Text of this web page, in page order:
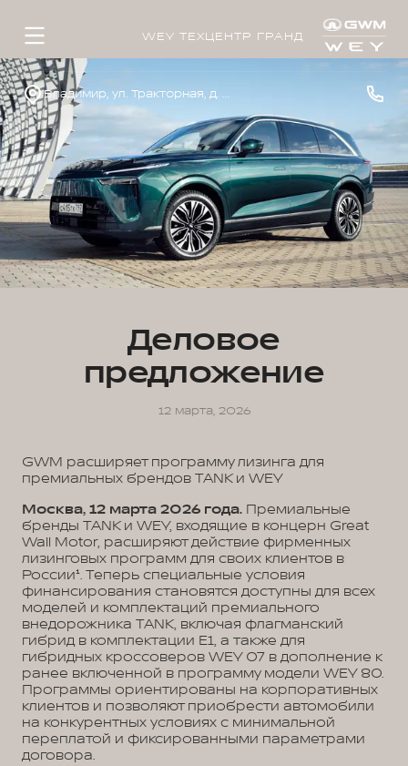
WEY ТЕХЦЕНТР ГРАНД
Владимир, ул. Тракторная, д. 33
Деловое
предложение
12 марта, 2026
GWM расширяет программу лизинга для
премиальных брендов TANK и WEY
Москва, 12 марта 2026 года. Премиальные
бренды TANK и WEY, входящие в концерн Great
Wall Motor, расширяют действие фирменных
лизинговых программ для своих клиентов в
России¹. Теперь специальные условия
финансирования становятся доступны для всех
моделей и комплектаций премиального
внедорожника TANK, включая флагманский
гибрид в комплектации E1, а также для
гибридных кроссоверов WEY 07 в дополнение к
ранее включенной в программу модели WEY 80.
Программы ориентированы на корпоративных
клиентов и позволяют приобрести автомобили
на конкурентных условиях с минимальной
переплатой и фиксированными параметрами
договора.